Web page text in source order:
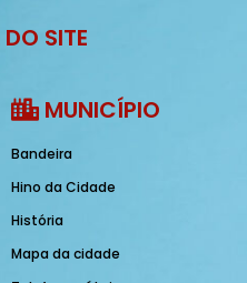
SITE
MUNICÍPIO
Bandeira
Hino da Cidade
História
Mapa da cidade